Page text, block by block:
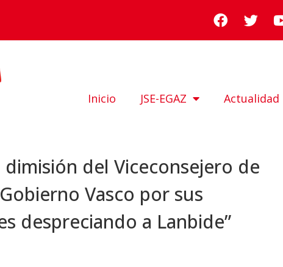
Inicio JSE-EGAZ Actualidad
dimisión del Viceconsejero de
Vasco por sus
despreciando a Lanbide”